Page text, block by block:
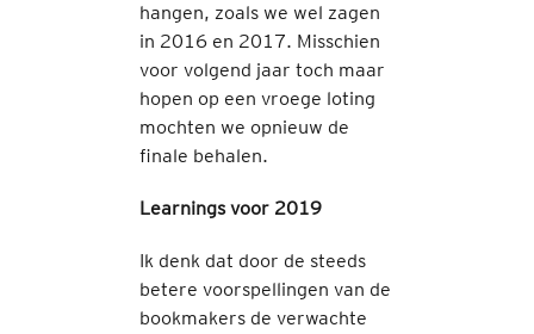
hangen, zoals we wel zagen
in 2016 en 2017. Misschien
voor volgend jaar toch maar
hopen op een vroege loting
mochten we opnieuw de
finale behalen.
Learnings voor 2019
Ik denk dat door de steeds
betere voorspellingen van de
bookmakers de verwachte